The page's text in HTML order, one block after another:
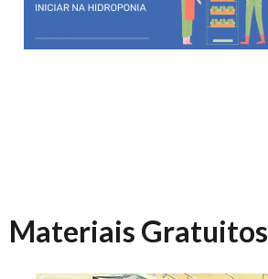
Materiais Gratuitos